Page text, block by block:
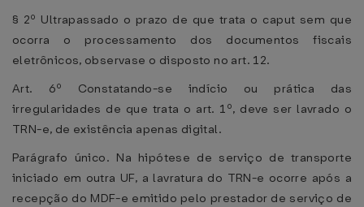
§ 2º Ultrapassado o prazo de que trata o caput sem que
ocorra o processamento dos documentos fiscais
eletrônicos, observase o disposto no art. 12.
Art. 6º Constatando-se indício ou prática das
irregularidades de que trata o art. 1º, deve ser lavrado o
TRN-e, de existência apenas digital.
Parágrafo único. Na hipótese de serviço de transporte
iniciado em outra UF, a lavratura do TRN-e ocorre após a
recepção do MDF-e emitido pelo prestador de serviço de